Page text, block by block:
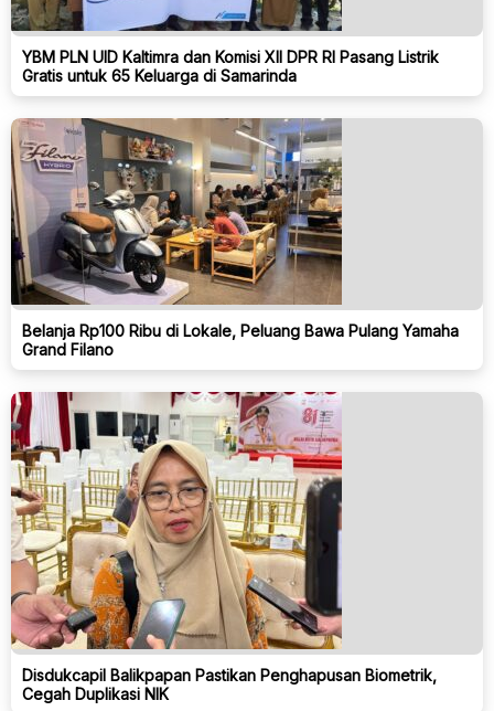
YBM PLN UID Kaltimra dan Komisi XII DPR RI Pasang Listrik
Gratis untuk 65 Keluarga di Samarinda
Belanja Rp100 Ribu di Lokale, Peluang Bawa Pulang Yamaha
Grand Filano
Disdukcapil Balikpapan Pastikan Penghapusan Biometrik,
Cegah Duplikasi NIK